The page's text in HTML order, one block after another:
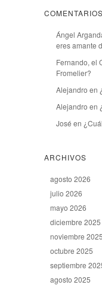
Ángel
eres amante
Fernando, el
Fromelier?
Alejandro en
Alejandro en
José en
ARCHIVOS
agosto 2026
julio 2026
mayo 2026
diciembre 2025
noviembre 2025
octubre 2025
septiembre
agosto 2025